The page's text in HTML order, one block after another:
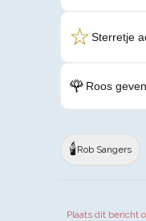
☆Sterretje
🌹 Roos geven
🕯️Rob Sangers
Plaats dit bericht